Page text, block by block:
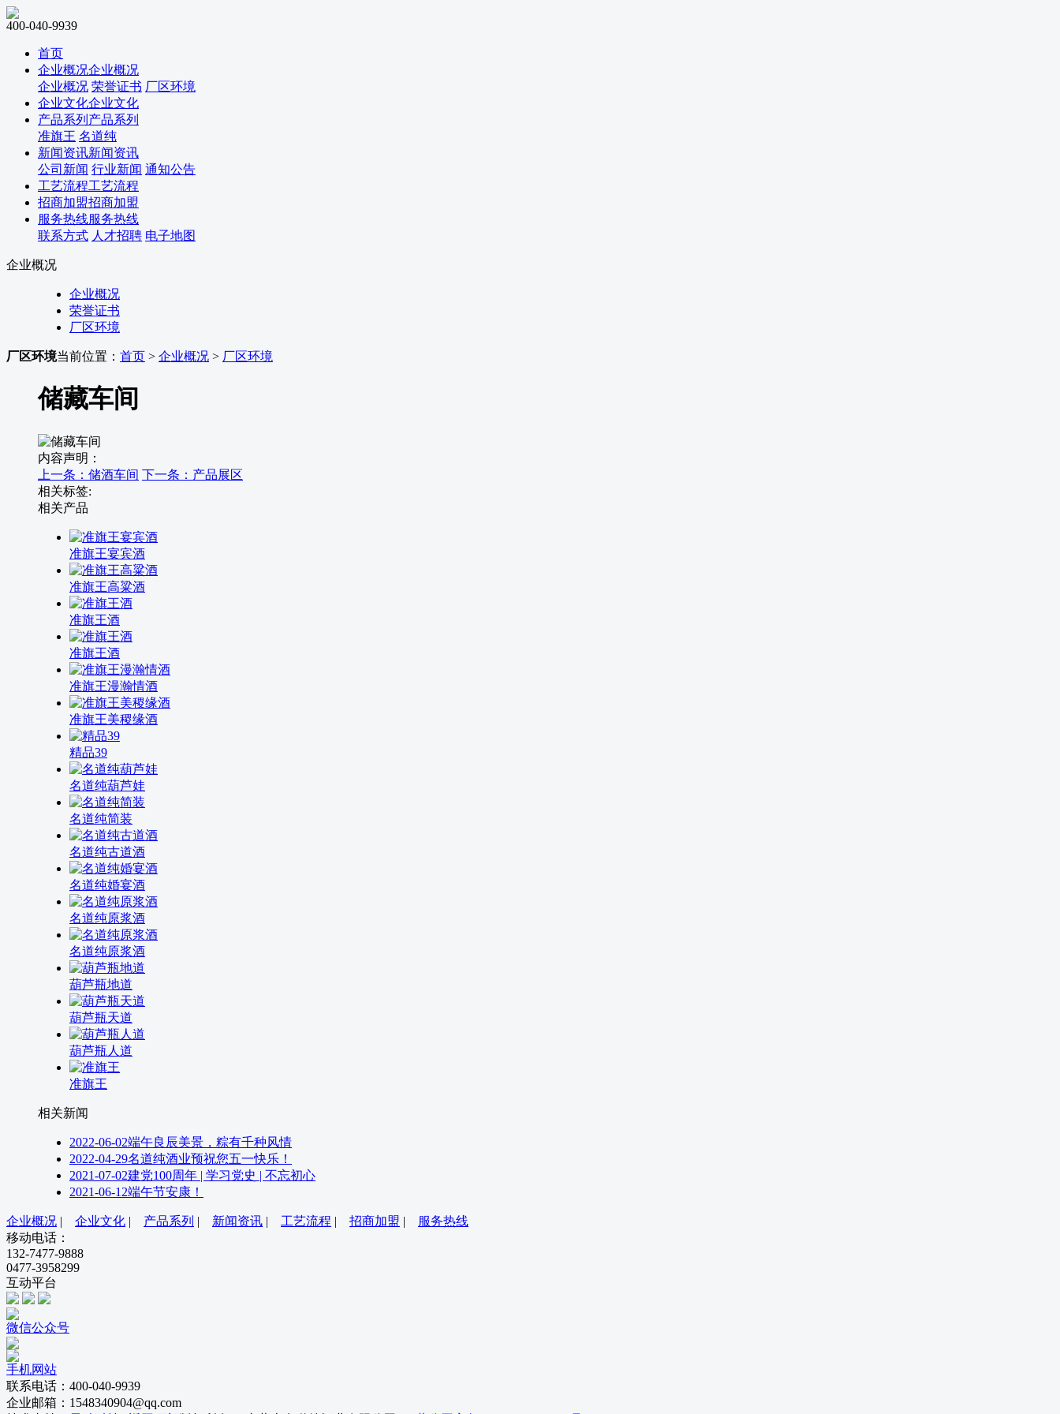
400-040-9939
首页
企业概况企业概况
企业概况 荣誉证书 厂区环境
企业文化企业文化
产品系列 产品系列
准旗王 名道纯
新闻资讯新闻资讯
公司新闻 行业新闻 通知公告
工艺流程工艺流程
招商加盟招商加盟
服务热线服务热线
联系方式 人才招聘 电子地图
企业概况
企业概况
荣誉证书
厂区环境
厂区环境当前位置： 首页 > 企业概况 > 厂区环境
储藏车间
内容声明：
上一条：储酒车间 下一条：产品展区
相关标签:
相关产品
准旗王宴宾酒
准旗王高粱酒
准旗王酒
准旗王酒
准旗王漫瀚情酒
准旗王美稷缘酒
精品39
名道纯葫芦娃
名道纯简装
名道纯古道酒
名道纯婚宴酒
名道纯原浆酒
名道纯原浆酒
葫芦瓶地道
葫芦瓶天道
葫芦瓶人道
准旗王
相关新闻
2022-06-02端午良辰美景，粽有千种风情
2022-04-29名道纯酒业预祝您五一快乐！
2021-07-02建党100周年 | 学习党史 | 不忘初心
2021-06-12端午节安康！
企业概况 | 企业文化 | 产品系列 | 新闻资讯 | 工艺流程 | 招商加盟 |
服务热线
移动电话：
132-7477-9888
0477-3958299
互动平台
微信公众号
手机网站
联系电话：400-040-9939
企业邮箱：1548340904@qq.com